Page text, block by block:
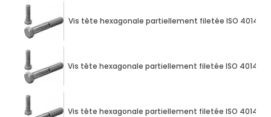
Vis tête hexagonale partiellement filetée ISO 4014 M10
Vis tête hexagonale partiellement filetée ISO 4014 M10
Vis tête hexagonale partiellement filetée ISO 4014 M10